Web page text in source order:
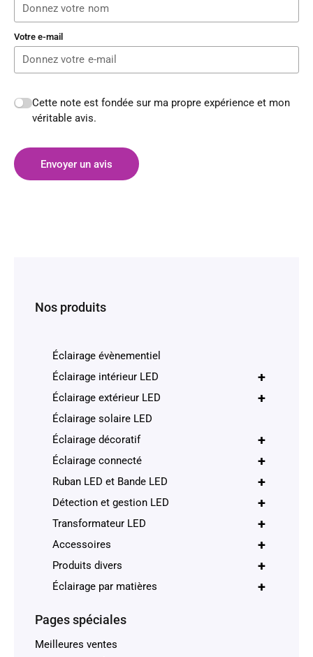
Votre e-mail
Cette note est fondée sur ma propre expérience et mon
véritable avis.
Envoyer un avis
Nos produits
Éclairage évènementiel
+
Éclairage intérieur LED
+
Éclairage extérieur LED
Éclairage solaire LED
+
Éclairage décoratif
+
Éclairage connecté
+
Ruban LED et Bande LED
+
Détection et gestion LED
+
Transformateur LED
+
Accessoires
+
Produits divers
+
Éclairage par matières
Pages spéciales
Meilleures ventes